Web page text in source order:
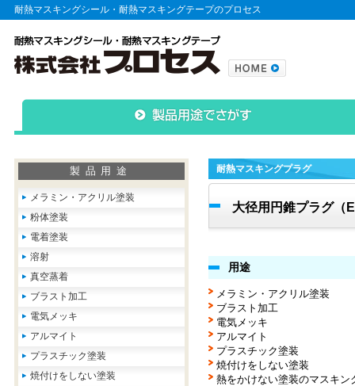
耐熱マスキングシール・耐熱マスキングテープのプロセス
製品用途
メラミン・アクリル塗装
粉体塗装
電着塗装
溶射
真空蒸着
ブラスト加工
電気メッキ
アルマイト
プラスチック塗装
焼付けをしない塗装
耐熱マスキングプラグ
大径用円錐プラグ（
用途
メラミン・アクリル塗装
ブラスト加工
電気メッキ
アルマイト
プラスチック塗装
焼付けをしない塗装
熱をかけない塗装のマスキン